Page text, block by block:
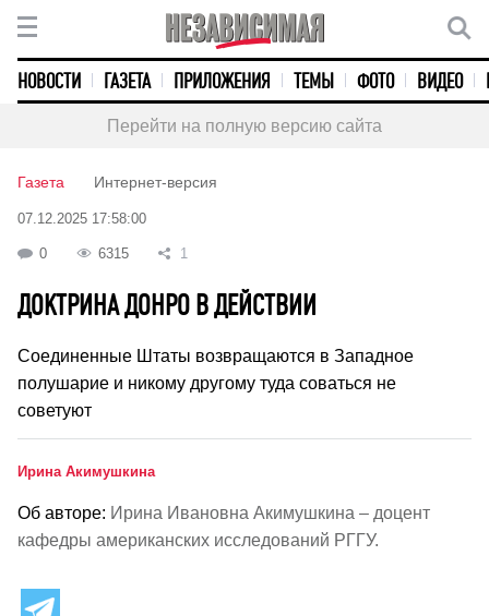
НОВОСТИ ГАЗЕТА ПРИЛОЖЕНИЯ ТЕМЫ ФОТО ВИДЕО
Перейти на полную версию сайта
Газета Интернет-версия
07.12.2025 17:58:00
0 6315 1
ДОКТРИНА ДОНРО В ДЕЙСТВИИ
Соединенные Штаты возвращаются в Западное
полушарие и никому другому туда соваться не
советуют
Ирина Акимушкина
Об авторе: Ирина Ивановна Акимушкина – доцент
кафедры американских исследований РГГУ.